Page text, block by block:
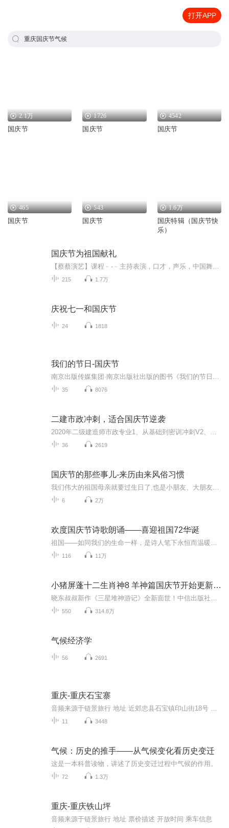
打开APP
重庆国庆节气候
2.1万
国庆节
1726
国庆节
4542
国庆节
465
国庆节
543
国庆节
1.6万
国庆特辑（国庆节快
乐）
国庆节为祖国献礼
215 1.7万
庆祝七一和国庆节
24 1818
我们的节日-国庆节
35 8076
二建市政冲刺，适合国庆节逆袭
36 2619
国庆节的那些事儿-来历由来风俗习惯
6 2万
欢度国庆节诗歌朗诵——喜迎祖国72华诞
116 11万
小猪屏蓬十二生肖神8 羊神篇国庆节开始更新啦！
550 314.8万
气候经济学
56 2691
重庆-重庆石宝寨
11 3448
气候：历史的推手——从气候变化看历史变迁
这是一本科普读物，讲述了历史变迁过程中气候的作用。
72 1.3万
重庆-重庆铁山坪
音频来源于链景旅行 地址 票价描述 开放时间 乘车信息